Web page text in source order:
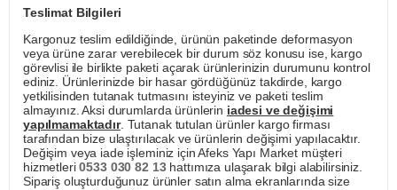
Teslimat Bilgileri
Kargonuz teslim edildiğinde, ürünün paketinde deformasyon
veya ürüne zarar verebilecek bir durum söz konusu ise, kargo
görevlisi ile birlikte paketi açarak ürünlerinizin durumunu kontrol
ediniz. Ürünlerinizde bir hasar gördüğünüz takdirde, kargo
yetkilisinden tutanak tutmasını isteyiniz ve paketi teslim
almayınız. Aksi durumlarda ürünlerin iadesi ve değişimi
yapılmamaktadır. Tutanak tutulan ürünler kargo firması
tarafından bize ulaştırılacak ve ürünlerin değişimi yapılacaktır.
Değişim veya iade işleminiz için Afeks Yapı Market müşteri
hizmetleri0533 030 82 13hattımıza ulaşarak bilgi alabilirsiniz.
Sipariş oluşturduğunuz ürünler satın alma ekranlarında size